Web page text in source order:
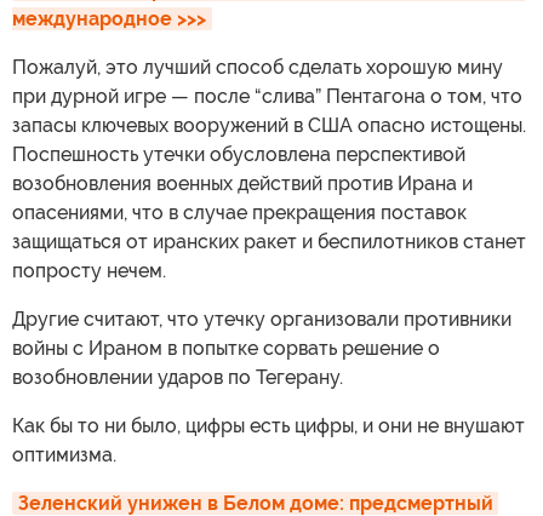
международное >>>
Пожалуй, это лучший способ сделать хорошую мину
при дурной игре — после “слива” Пентагона о том, что
запасы ключевых вооружений в США опасно истощены.
Поспешность утечки обусловлена перспективой
возобновления военных действий против Ирана и
опасениями, что в случае прекращения поставок
защищаться от иранских ракет и беспилотников станет
попросту нечем.
Другие считают, что утечку организовали противники
войны с Ираном в попытке сорвать решение о
возобновлении ударов по Тегерану.
Как бы то ни было, цифры есть цифры, и они не внушают
оптимизма.
Зеленский унижен в Белом доме: предсмертный